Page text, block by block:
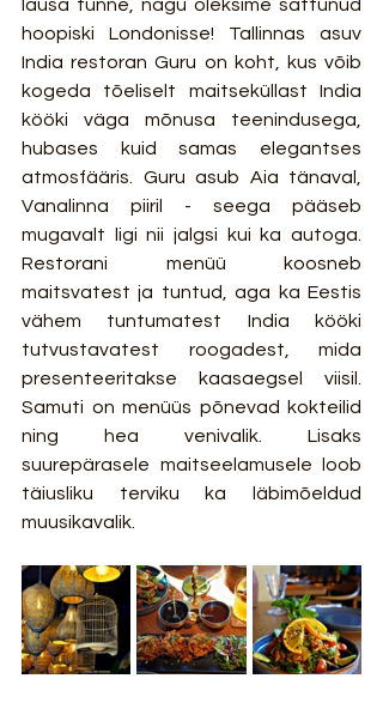
lausa tunne, nagu oleksime sattunud
hoopiski Londonisse! Tallinnas asuv
India restoran Guru on koht, kus võib
kogeda tõeliselt maitseküllast India
kööki väga mõnusa teenindusega,
hubases kuid samas elegantses
atmosfääris. Guru asub Aia tänaval,
Vanalinna piiril - seega pääseb
mugavalt ligi nii jalgsi kui ka autoga.
Restorani menüü koosneb
maitsvatest ja tuntud, aga ka Eestis
vähem tuntumatest India kööki
tutvustavatest roogadest, mida
presenteeritakse kaasaegsel viisil.
Samuti on menüüs põnevad kokteilid
ning hea venivalik. Lisaks
suurepärasele maitseelamusele loob
täiusliku terviku ka läbimõeldud
muusikavalik.